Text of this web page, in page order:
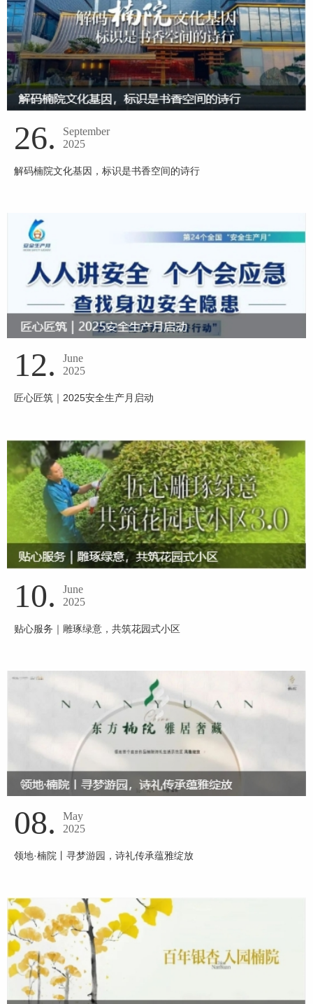
26.
September
2025
解码楠院文化基因，标识是书香空间的诗行
12.
June
2025
匠心匠筑｜2025安全生产月启动
10.
June
2025
贴心服务｜雕琢绿意，共筑花园式小区
08.
May
2025
领地·楠院丨寻梦游园，诗礼传承蕴雅绽放